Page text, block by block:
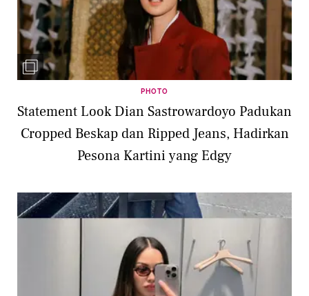
PHOTO
Statement Look Dian Sastrowardoyo Padukan
Cropped Beskap dan Ripped Jeans, Hadirkan
Pesona Kartini yang Edgy